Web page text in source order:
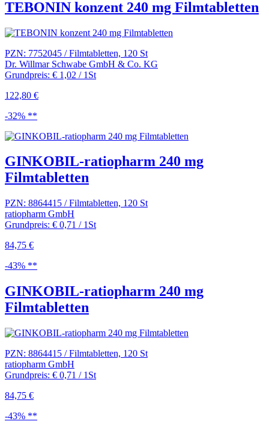
TEBONIN konzent 240 mg Filmtabletten
PZN: 7752045 / Filmtabletten, 120 St
Dr. Willmar Schwabe GmbH & Co. KG
Grundpreis: € 1,02 / 1St
122,80 €
-32% **
GINKOBIL-ratiopharm 240 mg
Filmtabletten
PZN: 8864415 / Filmtabletten, 120 St
ratiopharm GmbH
Grundpreis: € 0,71 / 1St
84,75 €
-43% **
GINKOBIL-ratiopharm 240 mg
Filmtabletten
PZN: 8864415 / Filmtabletten, 120 St
ratiopharm GmbH
Grundpreis: € 0,71 / 1St
84,75 €
-43% **